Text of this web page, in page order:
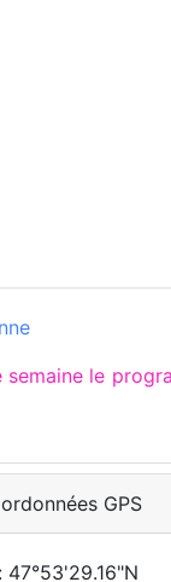
le
GPS
47°53'29.16"N